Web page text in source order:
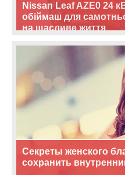
Nissan Leaf AZE0 24
обіймаш для
на щасливе життя
Секреты женского
сохранить